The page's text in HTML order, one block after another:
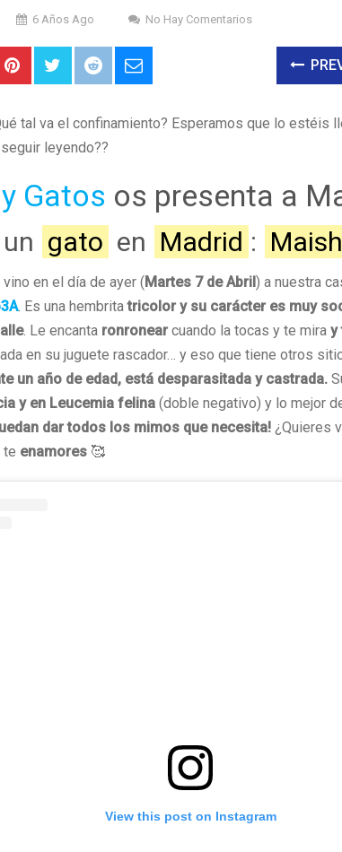
6 Años Ago No Hay Comentarios
tal va el confinamiento? Esperamos que lo estéis
leyendo??
Gatos os presenta a
un gato en Madrid :
en el día de ayer (Martes 7 de Abril) a nuestra
. Es una hembritatricolor y su carácter es muy
. Le encanta ronronear cuando la tocas y te mira y
en su juguete rascador… y eso que tiene otros
un año de edad, está desparasitada y castrada.
y en Leucemia felina (doble negativo) y lo mejor
dar todos los mimos que necesita! ¿Quieres
te enamores 🥰
View this post on Instagram